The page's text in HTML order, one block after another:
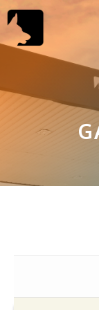
Saltar
contenido